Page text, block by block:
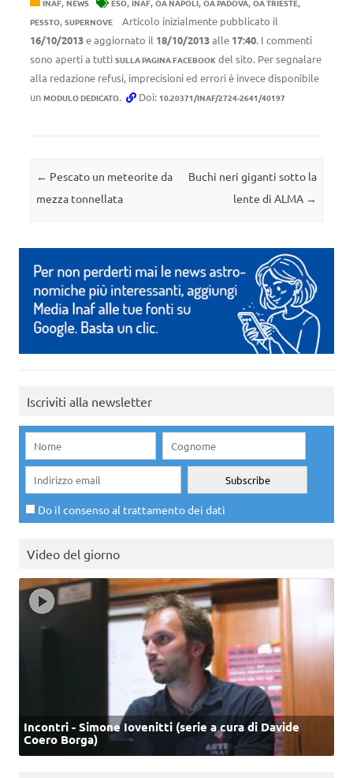
INAF NEWS ESO INAF OA NAPOLI OA PADOVA OA TRIESTE
PESSTO, SUPERNOVE
Articolo inizialmente pubblicato il
16/10/2013e aggiornato il 18/10/2013alle 17:40. I commenti
sono aperti a tutti SULLA PAGINA FACEBOOK del sito. Per segnalare
alla redazione refusi, imprecisioni ed errori è invece disponibile
un MODULO DEDICATO. Doi: 10.20371/INAF/2724-2641/40197
Navigazione articolo
← Pescato un meteorite da
mezza tonnellata
Buchi neri giganti sotto la
lente di ALMA →
Iscriviti alla newsletter
Do il consenso al trattamento dei dati
Video del giorno
Incontri - Simone Iovenitti (serie a cura di Davide
Coero Borga)